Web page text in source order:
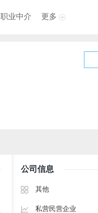
职业中介 更多
公司信息
其他
私营民营企业